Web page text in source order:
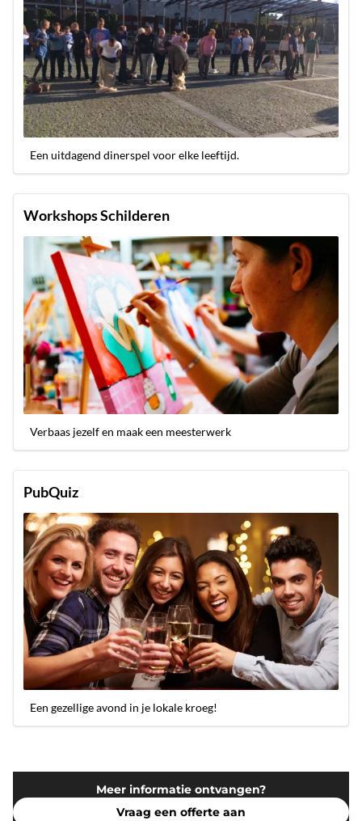
Een uitdagend dinerspel voor elke leeftijd.
Workshops Schilderen
Verbaas jezelf en maak een meesterwerk
PubQuiz
Een gezellige avond in je lokale kroeg!
Meer informatie ontvangen?
Vraag een offerte aan